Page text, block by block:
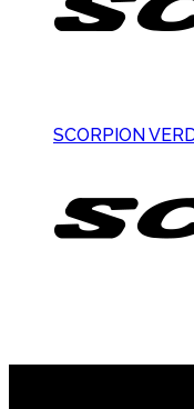
SCORPION